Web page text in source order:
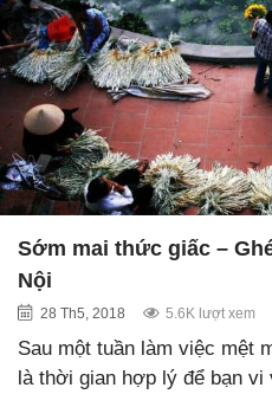
Sớm mai thức giấc –
Nội
28 Th5, 2018 5.6K lượt xem
Sau một tuần làm việc mệt
là thời gian hợp lý để bạn